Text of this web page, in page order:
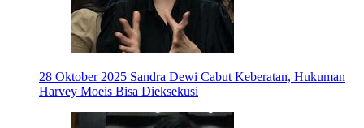
28 Oktober 2025 Sandra Dewi Cabut Keberatan, Hukuman
Harvey Moeis Bisa Dieksekusi